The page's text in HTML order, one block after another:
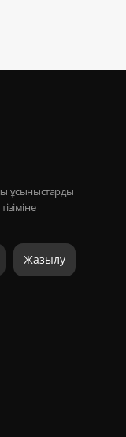
ұсыныстарды
Жазылу